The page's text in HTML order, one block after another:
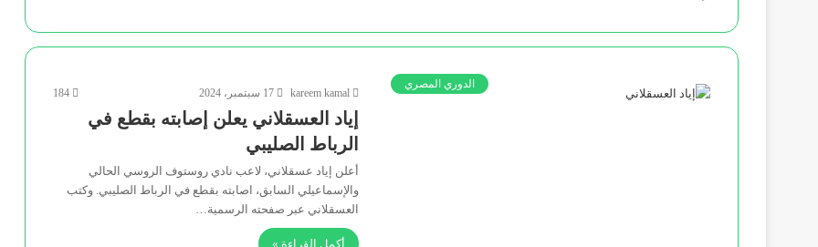
الدوري المصري
kareem kamal 17 سبتمبر، 2024 184
إياد العسقلاني يعلن إصابته بقطع في
الرباط الصليبي
أعلن إياد عسقلاني، لاعب نادي روستوف الروسي الحالي
والإسماعيلي السابق، اصابته بقطع في الرباط الصليبي. وكتب
العسقلاني عبر صفحته الرسمية…
أكمل القراءة »